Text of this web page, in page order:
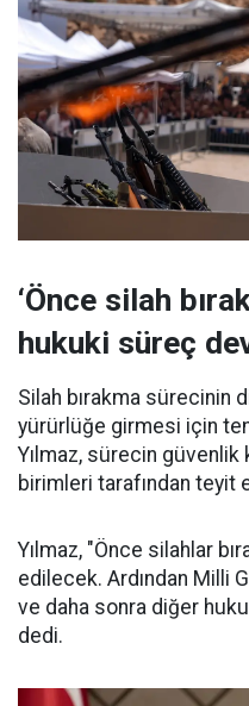
‘Önce silah
hukuki süreç
Silah bırakma sürecinin
yürürlüğe girmesi için
Yılmaz, sürecin
birimleri tarafından teyit
Yılmaz, "Önce silahlar
edilecek. Ardından Milli
ve daha sonra diğer
dedi.